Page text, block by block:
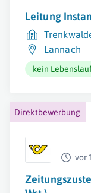
Leitung
Lannach
kein
Direktbewerbung
vor